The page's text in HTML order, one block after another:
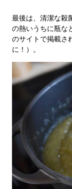
最後は、清潔な殺
の熱いうちに瓶な
のサイトで掲載さ
に！）。